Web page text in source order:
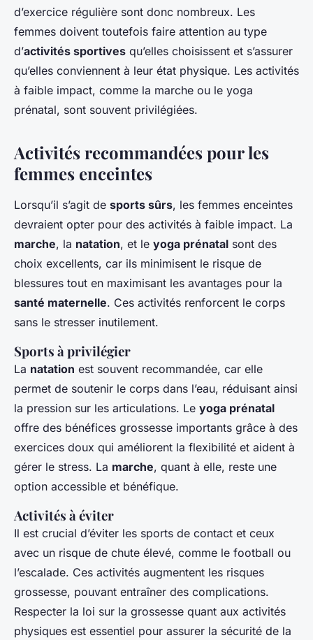
d’exercice régulière sont donc nombreux. Les
femmes doivent toutefois faire attention au type
d’activités sportives qu’elles choisissent et s’assurer
qu’elles conviennent à leur état physique. Les activités
à faible impact, comme la marche ou le yoga
prénatal, sont souvent privilégiées.
Activités recommandées pour les
femmes enceintes
Lorsqu’il s’agit de sports sûrs, les femmes enceintes
devraient opter pour des activités à faible impact. La
marche, la natation, et le yoga prénatal sont des
choix excellents, car ils minimisent le risque de
blessures tout en maximisant les avantages pour la
santé maternelle. Ces activités renforcent le corps
sans le stresser inutilement.
Sports à privilégier
La natation est souvent recommandée, car elle
permet de soutenir le corps dans l’eau, réduisant ainsi
la pression sur les articulations. Le yoga prénatal
offre des bénéfices grossesse importants grâce à des
exercices doux qui améliorent la flexibilité et aident à
gérer le stress. La marche, quant à elle, reste une
option accessible et bénéfique.
Activités à éviter
Il est crucial d’éviter les sports de contact et ceux
avec un risque de chute élevé, comme le football ou
l’escalade. Ces activités augmentent les risques
grossesse, pouvant entraîner des complications.
Respecter la loi sur la grossesse quant aux activités
physiques est essentiel pour assurer la sécurité de la